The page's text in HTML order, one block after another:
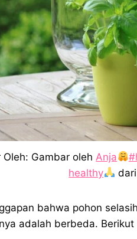
Oleh: Gambar oleh Anja
healthy
dari
bahwa pohon selasih
adalah berbeda.